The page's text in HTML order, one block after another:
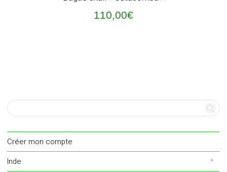
110,00€
Créer mon compte
Inde